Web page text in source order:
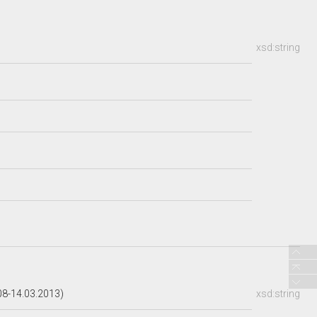
xsd:string
xsd:string
14.03.2013)